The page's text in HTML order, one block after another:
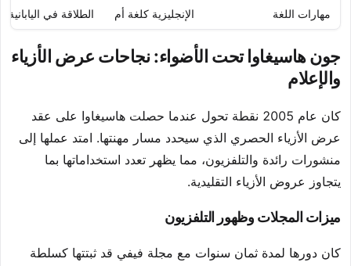
مهارات اللغة الإنجليزية كلغة أم الطلاقة في اليابانية
جون هاسيغاوا تحت الأضواء: نجاحات عرض الأزياء
والإعلام
كان عام 2005 نقطة تحول عندما حصلت هاسيغاوا على عقد
عرض الأزياء الحصري الذي سيحدد مسار مهنتها. امتد عملها إلى
منشورات رائدة والتلفزيون، مما يظهر تعدد استخداماتها بما
يتجاوز عروض الأزياء التقليدية.
ميزات المجلات وظهور التلفزيون
كان دورها لمدة ثمان سنوات مع مجلة فيفي قد ثبتتها كسلطة